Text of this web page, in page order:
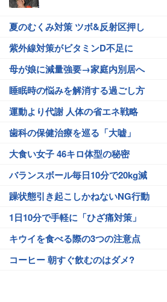
夏のむくみ対策 ツボ&反射区押し
紫外線対策がビタミンD不足に
母が娘に減量強要→家庭内別居へ
睡眠時の悩みを解消する過ごし方
運動より代謝 人体の省エネ戦略
歯科の保健治療を巡る「大嘘」
大食い女子 46キロ体型の秘密
バランスボール毎日10分で20kg減
躁状態引き起こしかねないNG行動
1日10分で手軽に「ひざ痛対策」
キウイを食べる際の3つの注意点
コーヒー 朝すぐ飲むのはダメ?